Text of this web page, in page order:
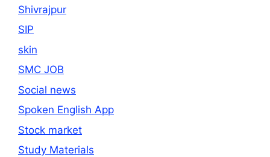
Shivrajpur
SIP
skin
SMC JOB
Social news
Spoken English App
Stock market
Study Materials